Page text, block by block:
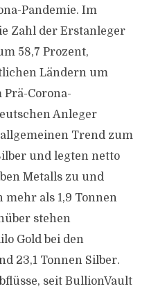
Pandemie. Im
Zahl der Erstanleger
58,7 Prozent,
Ländern um
Prä-Corona-
Anleger
Trend zum
und legten netto
Metalls zu und
als 1,9 Tonnen
stehen
Gold bei den
23,1 Tonnen Silber.
seit BullionVault